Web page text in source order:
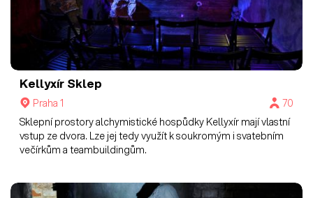
Kellyxír Sklep
Praha 1
70
Sklepní prostory alchymistické hospůdky Kellyxír mají vlastní
vstup ze dvora. Lze jej tedy využít k soukromým i svatebním
večírkům a teambuildingům.